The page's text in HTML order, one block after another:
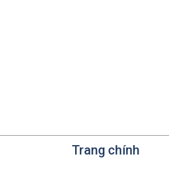
Trang chính